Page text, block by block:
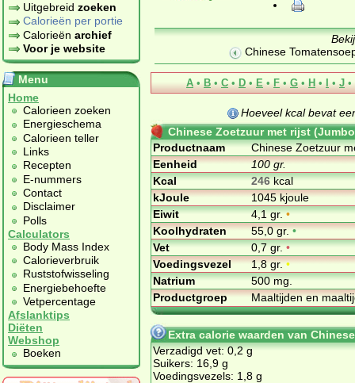
Uitgebreid zoeken
Calorieën per portie
Calorieën archief
Voor je website
Menu
Home
Calorieen zoeken
Energieschema
Calorieen teller
Links
Recepten
E-nummers
Contact
Disclaimer
Polls
Calculators
Body Mass Index
Calorieverbruik
Ruststofwisseling
Energiebehoefte
Vetpercentage
Afslanktips
Diëten
Webshop
Boeken
Chinese
A • B • C • D • E • F • G • H • I • J •
Hoeveel kcal bevat
Chinese Zoetzuur met rijst
Productnaam
Chinese Zoetzuur
Eenheid
100 gr.
Kcal
246kcal
kJoule
1045 kjoule
Eiwit
4,1 gr.•
Koolhydraten
55,0 gr.•
Vet
0,7 gr.•
Voedingsvezel
1,8 gr.•
Natrium
500 mg.
Productgroep
Maaltijden en
Extra calorie waarden van
Verzadigd vet: 0,2 g
Suikers: 16,9 g
Voedingsvezels: 1,8 g